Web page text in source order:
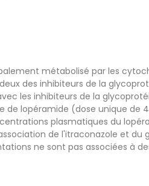
métabolisé par les
des inhibiteurs de la
les inhibiteurs de la
de lopéramide (dose unique de
plasmatiques du
de l'itraconazole et du
ne sont pas associées à